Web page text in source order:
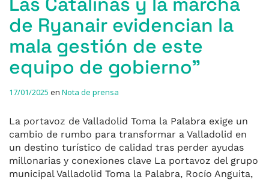
de Ryanair evidencian la
mala gestión de este
equipo de gobierno”
17/01/2025 en Nota de prensa
La portavoz de Valladolid Toma la Palabra exige un
cambio de rumbo para transformar a Valladolid en
un destino turístico de calidad tras perder ayudas
millonarias y conexiones clave La portavoz del grupo
municipal Valladolid Toma la Palabra, Rocío Anguita,